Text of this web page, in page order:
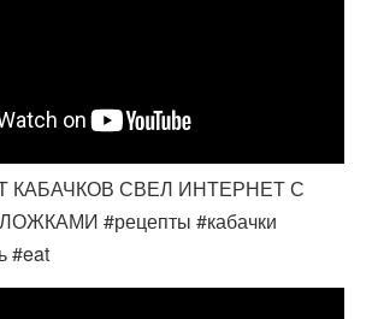
КАБАЧКОВ СВЕЛ ИНТЕРНЕТ С
#рецепты #кабачки
#eat